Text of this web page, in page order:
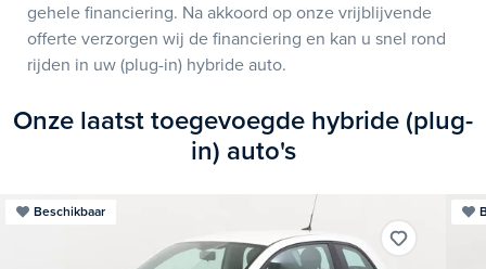
gehele financiering. Na akkoord op onze vrijblijvende
offerte verzorgen wij de financiering en kan u snel rond
rijden in uw (plug-in) hybride auto.
Onze laatst toegevoegde hybride (plug-
in) auto's
Beschikbaar